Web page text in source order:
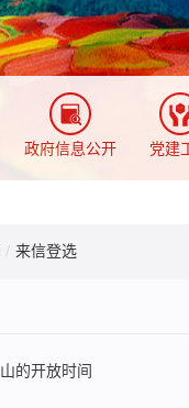
政府信息公开 党建
/ 来信登选
的开放时间